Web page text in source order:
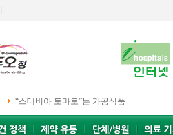
“스테비아 토마토”는 가공식품